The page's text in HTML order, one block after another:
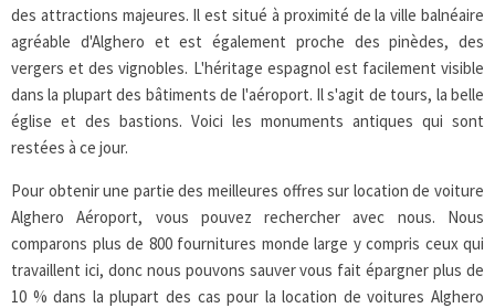
des attractions majeures. Il est situé à proximité de la ville balnéaire
agréable d'Alghero et est également proche des pinèdes, des
vergers et des vignobles. L'héritage espagnol est facilement visible
dans la plupart des bâtiments de l'aéroport. Il s'agit de tours, la belle
église et des bastions. Voici les monuments antiques qui sont
restées à ce jour.
Pour obtenir une partie des meilleures offres sur location de voiture
Alghero Aéroport, vous pouvez rechercher avec nous. Nous
comparons plus de 800 fournitures monde large y compris ceux qui
travaillent ici, donc nous pouvons sauver vous fait épargner plus de
10 % dans la plupart des cas pour la location de voitures Alghero